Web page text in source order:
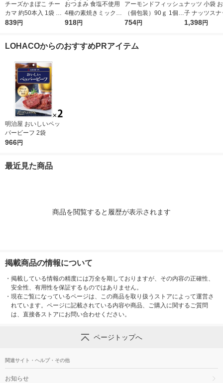
チーズかまぼこ チー
カマ 約50本入 1袋 な
とり 個包装 大容量 お
839円
おつまみ 食塩不使用
4種の素焼きミックス
ナッツ ごろごろマカ
918円
アーモンドフィッシュ
（個包装）90ｇ 1個
ミックスナッツ 個包
754円
ナッツ 小袋
子 ナッツスナ
グ７Ｄ クル
1,398円
LOHACOからのおすすめPRアイテム
明治屋 おいしいペッ
パービーフ 2袋
966円
最近見た商品
商品を閲覧すると履歴が表示されます
掲載商品の情報について
・ 掲載している情報の精度には万全を期しておりますが、その内容の正確性、
安全性、有用性を保証するものではありません。
・ 現在ご覧になっているページは、この商品を取り扱うストアによって運営さ
れています。ページに記載されている内容や商品、ご購入に関するご質問
は、直接各ストアにお問い合わせください。
ページトップへ
関連サイト・ヘルプ・その他
お知らせ